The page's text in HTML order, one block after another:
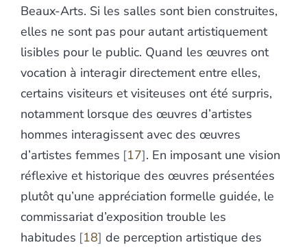
Beaux-Arts. Si les salles sont bien construites,
elles ne sont pas pour autant artistiquement
lisibles pour le public. Quand les œuvres ont
vocation à interagir directement entre elles,
certains visiteurs et visiteuses ont été surpris,
notamment lorsque des œuvres d’artistes
hommes interagissent avec des œuvres
d’artistes femmes 17 . En imposant une vision
réflexive et historique des œuvres présentées
plutôt qu’une appréciation formelle guidée, le
commissariat d’exposition trouble les
habitudes 18 de perception artistique des